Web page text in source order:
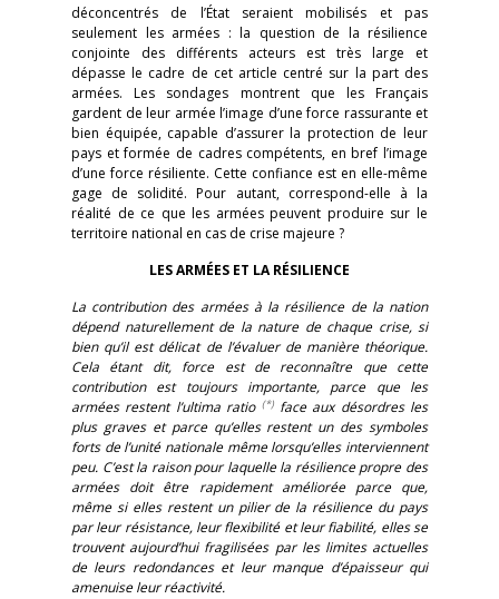
déconcentrés de l’État seraient mobilisés et pas
seulement les armées : la question de la résilience
conjointe des différents acteurs est très large et
dépasse le cadre de cet article centré sur la part des
armées. Les sondages montrent que les Français
gardent de leur armée l’image d’une force rassurante et
bien équipée, capable d’assurer la protection de leur
pays et formée de cadres compétents, en bref l’image
d’une force résiliente. Cette confiance est en elle-même
gage de solidité. Pour autant, correspond-elle à la
réalité de ce que les armées peuvent produire sur le
territoire national en cas de crise majeure ?
LES ARMÉES ET LA RÉSILIENCE
La contribution des armées à la résilience de la nation
dépend naturellement de la nature de chaque crise, si
bien qu’il est délicat de l’évaluer de manière théorique.
Cela étant dit, force est de reconnaître que cette
contribution est toujours importante, parce que les
armées restent l’ultima ratio (*)face aux désordres les
plus graves et parce qu’elles restent un des symboles
forts de l’unité nationale même lorsqu’elles interviennent
peu. C’est la raison pour laquelle la résilience propre des
armées doit être rapidement améliorée parce que,
même si elles restent un pilier de la résilience du pays
par leur résistance, leur flexibilité et leur fiabilité, elles se
trouvent aujourd’hui fragilisées par les limites actuelles
de leurs redondances et leur manque d’épaisseur qui
amenuise leur réactivité.